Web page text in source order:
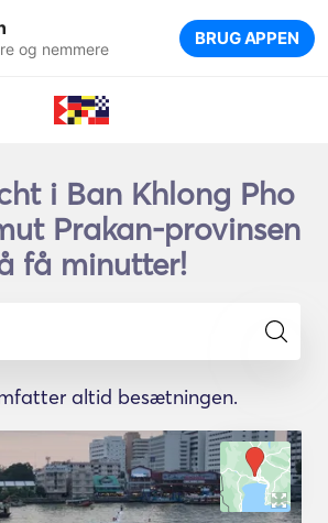
og nemmere BRUG APPEN
i Ban Khlong Pho
Prakan-provinsen
få minutter!
altid besætningen.